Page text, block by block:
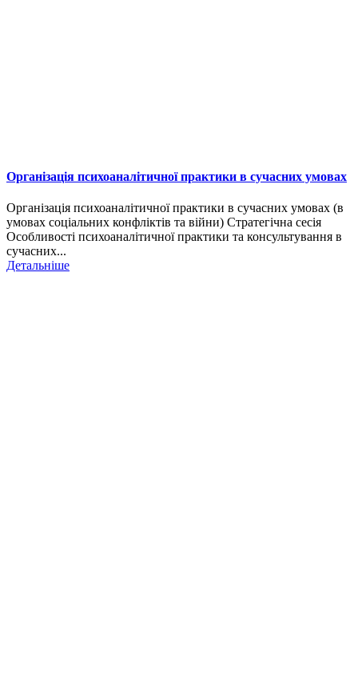
Організація психоаналітичної практики в сучасних умовах
Організація психоаналітичної практики в сучасних умовах (в
умовах соціальних конфліктів та війни) Стратегічна сесія
Особливості психоаналітичної практики та консультування в
сучасних...
Детальніше